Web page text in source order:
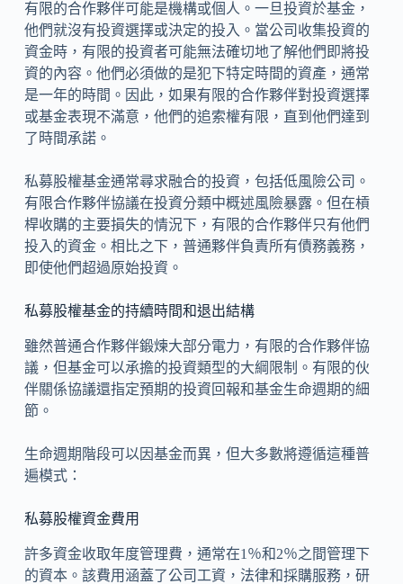
有限的合作夥伴可能是機構或個人。一旦投資於基金，
他們就沒有投資選擇或決定的投入。當公司收集投資的
資金時，有限的投資者可能無法確切地了解他們即將投
資的內容。他們必須做的是犯下特定時間的資產，通常
是一年的時間。因此，如果有限的合作夥伴對投資選擇
或基金表現不滿意，他們的追索權有限，直到他們達到
了時間承諾。
私募股權基金通常尋求融合的投資，包括低風險公司。
有限合作夥伴協議在投資分類中概述風險暴露。但在槓
桿收購的主要損失的情況下，有限的合作夥伴只有他們
投入的資金。相比之下，普通夥伴負責所有債務義務，
即使他們超過原始投資。
私募股權基金的持續時間和退出結構
雖然普通合作夥伴鍛煉大部分電力，有限的合作夥伴協
議，但基金可以承擔的投資類型的大綱限制。有限的伙
伴關係協議還指定預期的投資回報和基金生命週期的細
節。
生命週期階段可以因基金而異，但大多數將遵循這種普
遍模式：
私募股權資金費用
許多資金收取年度管理費，通常在1％和2％之間管理下
的資本。該費用涵蓋了公司工資，法律和採購服務，研